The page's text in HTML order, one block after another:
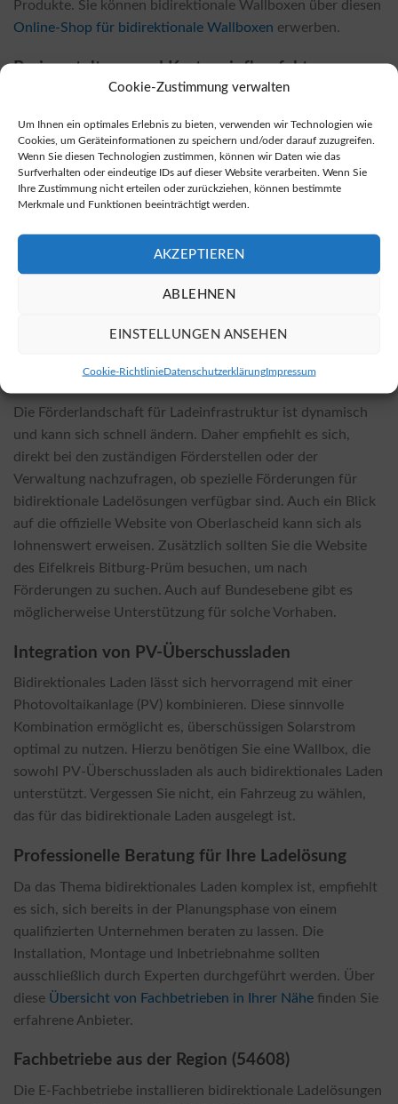
Cookie-Zustimmung verwalten
Um Ihnen ein optimales Erlebnis zu bieten, verwenden wir Technologien wie
Cookies, um Geräteinformationen zu speichern und/oder darauf zuzugreifen.
Wenn Sie diesen Technologien zustimmen, können wir Daten wie das
Surfverhalten oder eindeutige IDs auf dieser Website verarbeiten. Wenn Sie
Ihre Zustimmung nicht erteilen oder zurückziehen, können bestimmte
Merkmale und Funktionen beeinträchtigt werden.
AKZEPTIEREN
ABLEHNEN
EINSTELLUNGEN ANSEHEN
Cookie-RichtlinieDatenschutzerklärungImpressum
Produkte. Sie können bidirektionale Wallboxen über diesen
Online-Shop für bidirektionale Wallboxen erwerben.
Preisgestaltung und Kosteneinflussfaktoren
Die Kosten für die Installation einer bidirektionalen
Wallbox hängen stark vom Modell ab, das Sie wählen,
sowie von den spezifischen Gegebenheiten vor Ort.
Faktoren wie die Entfernung zum Sicherungskasten,
notwendige Umbauten oder spezielle
Installationsanforderungen können den Preis beeinflussen.
In der Regel sind die Kosten für die Installation einer
bidirektionalen Wallbox höher als bei herkömmlichen
Modellen, jedoch führen die Einsparungen, die Sie dadurch
erhalten, meist schnell zu einer Amortisation der höheren
Wallboxen in Oberlascheid
Die Förderlandschaft für Ladeinfrastruktur ist dynamisch
und kann sich schnell ändern. Daher empfiehlt es sich,
direkt bei den zuständigen Förderstellen oder der
Verwaltung nachzufragen, ob spezielle Förderungen für
bidirektionale Ladelösungen verfügbar sind. Auch ein Blick
auf die offizielle Website von Oberlascheid kann sich als
lohnenswert erweisen. Zusätzlich sollten Sie die Website
des Eifelkreis Bitburg-Prüm besuchen, um nach
Förderungen zu suchen. Auch auf Bundesebene gibt es
möglicherweise Unterstützung für solche Vorhaben.
Integration von PV-Überschussladen
Bidirektionales Laden lässt sich hervorragend mit einer
Photovoltaikanlage (PV) kombinieren. Diese sinnvolle
Kombination ermöglicht es, überschüssigen Solarstrom
optimal zu nutzen. Hierzu benötigen Sie eine Wallbox, die
sowohl PV-Überschussladen als auch bidirektionales Laden
unterstützt. Vergessen Sie nicht, ein Fahrzeug zu wählen,
das für das bidirektionale Laden ausgelegt ist.
Professionelle Beratung für Ihre Ladelösung
Da das Thema bidirektionales Laden komplex ist, empfiehlt
es sich, sich bereits in der Planungsphase von einem
qualifizierten Unternehmen beraten zu lassen. Die
Installation, Montage und Inbetriebnahme sollten
ausschließlich durch Experten durchgeführt werden. Über
diese Übersicht von Fachbetrieben in Ihrer Nähe finden Sie
erfahrene Anbieter.
Fachbetriebe aus der Region (54608)
Die E-Fachbetriebe installieren bidirektionale Ladelösungen